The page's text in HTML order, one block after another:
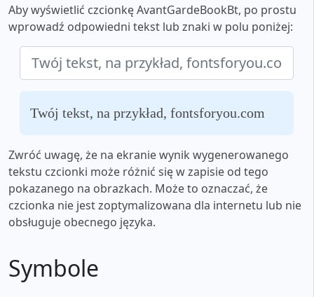
Aby wyświetlić czcionkę AvantGardeBookBt, po prostu
wprowadź odpowiedni tekst lub znaki w polu poniżej:
Twój tekst, na przykład, fontsforyou.com
Zwróć uwagę, że na ekranie wynik wygenerowanego
tekstu czcionki może różnić się w zapisie od tego
pokazanego na obrazkach. Może to oznaczać, że
czcionka nie jest zoptymalizowana dla internetu lub nie
obsługuje obecnego języka.
Symbole